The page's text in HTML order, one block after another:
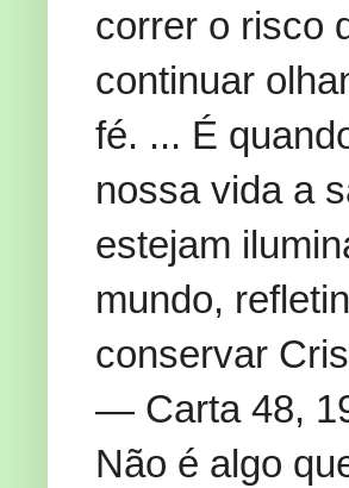
correr o risco
continuar
fé. ... É
nossa vida a
estejam
mundo,
conservar
— Carta 48,
Não é algo